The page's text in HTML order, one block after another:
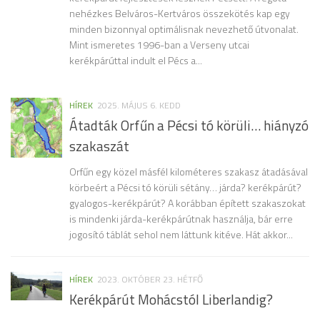
nehézkes Belváros-Kertváros összekötés kap egy
minden bizonnyal optimálisnak nevezhető útvonalat.
Mint ismeretes 1996-ban a Verseny utcai
kerékpárúttal indult el Pécs a...
HÍREK 2025. MÁJUS 6. KEDD
Átadták Orfűn a Pécsi tó körüli… hiányzó
szakaszát
Orfűn egy közel másfél kilométeres szakasz átadásával
körbeért a Pécsi tó körüli sétány… járda? kerékpárút?
gyalogos-kerékpárút? A korábban épített szakaszokat
is mindenki járda-kerékpárútnak használja, bár erre
jogosító táblát sehol nem láttunk kitéve. Hát akkor...
HÍREK 2023. OKTÓBER 23. HÉTFŐ
Kerékpárút Mohácstól Liberlandig?